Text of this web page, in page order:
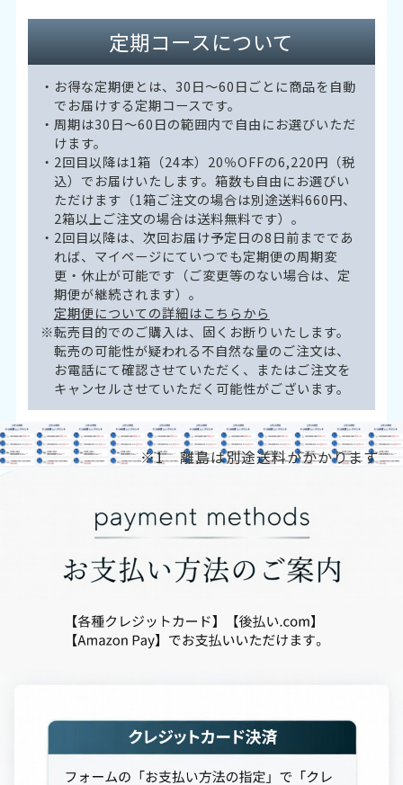
定期コースについて
・ お得な定期便とは、30日～60日ごとに商品を自動
でお届けする定期コースです。
・ 周期は30日～60日の範囲内で自由にお選びいただ
けます。
・ 2回目以降は1箱（24本）20％OFFの6,220円（税
込）でお届けいたします。箱数も自由にお選びい
ただけます（1箱ご注文の場合は別途送料660円、
2箱以上ご注文の場合は送料無料です）。
・ 2回目以降は、次回お届け予定日の8日前までであ
れば、マイページにていつでも定期便の周期変
更・休止が可能です（ご変更等のない場合は、定
期便が継続されます）。
定期便についての詳細はこちらから
※転売目的でのご購入は、固くお断りいたします。
転売の可能性が疑われる不自然な量のご注文は、
お電話にて確認させていただく、またはご注文を
キャンセルさせていただく可能性がございます。
※1 離島は別途送料がかかります